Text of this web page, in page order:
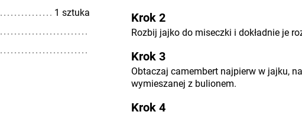
1 sztuka
Krok 2
Rozbij jajko do miseczki i dokładnie je
Krok 3
Obtaczaj camembert najpierw w jajku,
wymieszanej z bulionem.
Krok 4